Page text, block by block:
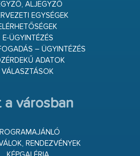
ALJEGYZŐ
EGYSÉGEK
E-ÜGYINTÉZÉS
– ÜGYINTÉZÉS
ADATOK
VÁLASZTÁSOK
a városban
RENDEZVÉNYEK